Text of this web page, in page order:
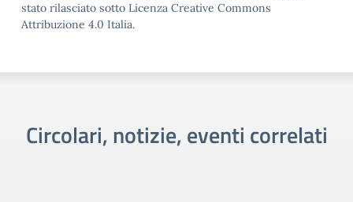
stato rilasciato sotto Licenza Creative Commons
Attribuzione 4.0 Italia.
Circolari, notizie, eventi correlati